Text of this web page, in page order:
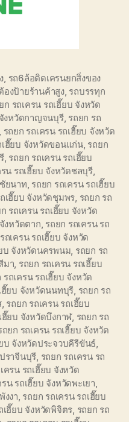
, รถ6ล้อติดเครนยกสิ่งของ
งป้ายร้านค้าสูง, รถบรรทุก
ก รถเครน รถเฮี๊ยบ จังหวัด
งหวัดกาญจนบุรี, รถยก รถ
, รถยก รถเครน รถเฮี๊ยบ จังหวัด
เฮี๊ยบ จังหวัดขอนแก่น, รถยก
, รถยก รถเครน รถเฮี๊ยบ
น รถเฮี๊ยบ จังหวัดชลบุรี,
ยนาท, รถยก รถเครน รถเฮี๊ยบ
เฮี๊ยบ จังหวัดชุมพร, รถยก รถ
รถเครน รถเฮี๊ยบ จังหวัด
งหวัดตาก, รถยก รถเครน รถ
ถเครน รถเฮี๊ยบ จังหวัด
บ จังหวัดนครพนม, รถยก รถ
มา, รถยก รถเครน รถเฮี๊ยบ
รถเครน รถเฮี๊ยบ จังหวัด
ฮี๊ยบ จังหวัดนนทบุรี, รถยก รถ
, รถยก รถเครน รถเฮี๊ยบ
ฮี๊ยบ จังหวัดบึงกาฬ, รถยก รถ
ถยก รถเครน รถเฮี๊ยบ จังหวัด
บ จังหวัดประจวบคีรีขันธ์,
ราจีนบุรี, รถยก รถเครน รถ
ครน รถเฮี๊ยบ จังหวัด
น รถเฮี๊ยบ จังหวัดพะเยา,
งงา, รถยก รถเครน รถเฮี๊ยบ
เฮี๊ยบ จังหวัดพิจิตร, รถยก รถ